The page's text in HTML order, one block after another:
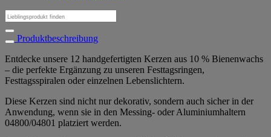
Suchen
nach:
Produktbeschreibung
Entdecke unsere 12 handgefertigten Kerzen aus 10 % Bienenwachs
– die perfekte Ergänzung zu unseren Festtagsringen,
Festtagsspiralen oder einzelnen Lebenslichtern.
Diese Kerzen sind nicht nur dekorativ, sondern auch sicher in der
Anwendung, wenn sie in den Messing- oder Aluminiumhaltern
04800/04801 platziert werden.